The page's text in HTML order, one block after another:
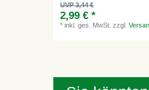
UVP 3,44 €
2,99 € *
*inkl. ges. MwSt. zzgl.